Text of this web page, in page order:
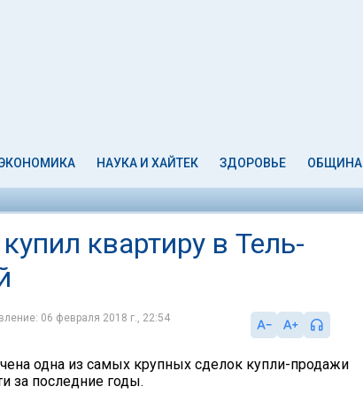
НАУКА И ХАЙТЕК ЗДОРОВЬЕ ОБЩИНА
квартиру в Тель-
06 февраля 2018 г., 22:54
одна из самых крупных сделок купли-продажи
за последние годы.